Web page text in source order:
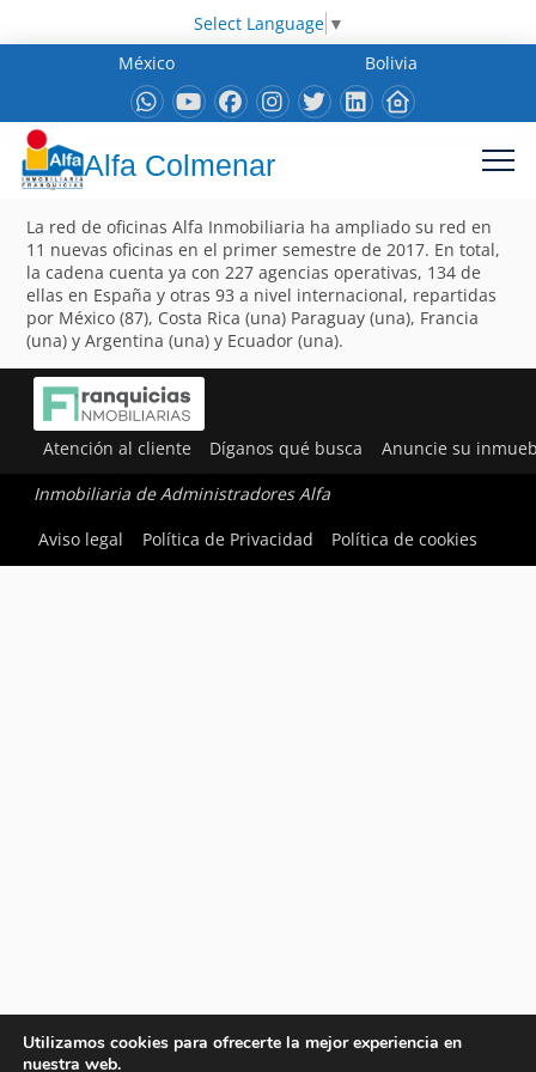
Select Language ▼
México
Bolivia
Alfa Colmenar
La red de oficinas Alfa Inmobiliaria ha ampliado su red en
11 nuevas oficinas en el primer semestre de 2017. En total,
la cadena cuenta ya con 227 agencias operativas, 134 de
ellas en España y otras 93 a nivel internacional, repartidas
por México (87), Costa Rica (una) Paraguay (una), Francia
(una) y Argentina (una) y Ecuador (una).
Atención al cliente Díganos qué busca Anuncie su
Inmobiliaria de Administradores Alfa
Aviso legal
Política de Privacidad Política de cookies
Utilizamos cookies para ofrecerte la mejor experiencia en
nuestra web.